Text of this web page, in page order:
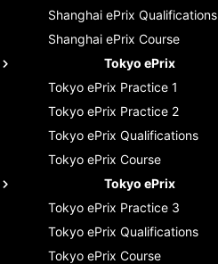
Shanghai ePrix Qualifications
Shanghai ePrix Course
Tokyo ePrix
Tokyo ePrix Practice 1
Tokyo ePrix Practice 2
Tokyo ePrix Qualifications
Tokyo ePrix Course
Tokyo ePrix
Tokyo ePrix Practice 3
Tokyo ePrix Qualifications
Tokyo ePrix Course